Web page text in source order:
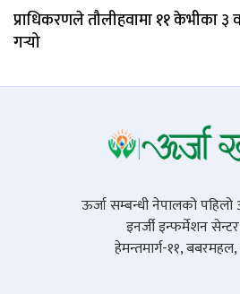
प्राधिकरणले तौलीहवामा ११ केभीका
गर्‍यो
ऊर्जा सम्बन्धी नेपालको पहिलो
इनर्जी इन्फर्मेशन सेन्टर
हेमन्तमार्ग-११,